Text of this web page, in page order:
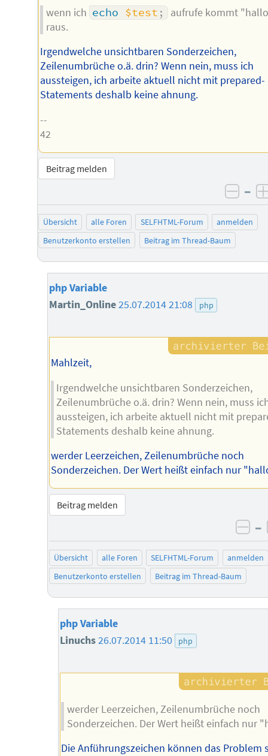
wenn ich echo $test ;
aufrufe kommt
raus.
Irgendwelche unsichtbaren Sonderzeichen,
Zeilenumbrüche o.ä. drin? Wenn nein, muss ich
aussteigen, ich arbeite aktuell nicht mit prepared-
Statements deshalb keine ahnung.
--
42
Beitrag melden
–
Übersicht alle Foren SELFHTML-Forum
anmelden
Benutzerkonto erstellen
Beitrag im Thread-Baum
php Variable
Martin_Online25.07.2014 21:08 php
Mahlzeit,
Irgendwelche unsichtbaren Sonderzeichen,
Zeilenumbrüche o.ä. drin? Wenn nein, muss
aussteigen, ich arbeite aktuell nicht mit
Statements deshalb keine ahnung.
werder Leerzeichen, Zeilenumbrüche noch
Sonderzeichen. Der Wert heißt einfach nur
Beitrag melden
–
Übersicht alle Foren SELFHTML-Forum
anmelden
Benutzerkonto erstellen
Beitrag im Thread-Baum
php Variable
Linuchs26.07.2014 11:50 php
werder Leerzeichen, Zeilenumbrüche noch
Sonderzeichen. Der Wert heißt einfach nur
Die Anführungszeichen können das Problem